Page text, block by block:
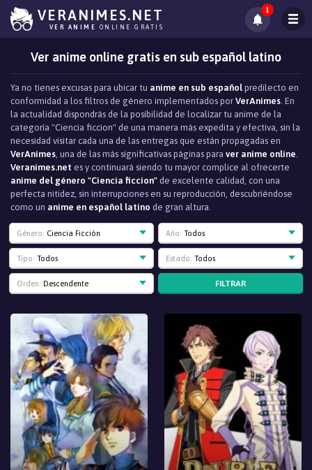
VERANIMES.NET
VER ANIME ONLINE GRATIS
1
Ver anime online gratis en sub español latino
Ya no tienes excusas para ubicar tu anime en sub español predilecto en
conformidad a los filtros de género implementados por VerAnimes. En
la actualidad dispondrás de la posibilidad de localizar tu anime de la
categoría "Ciencia ficcion" de una manera más expedita y efectiva, sin la
necesidad visitar cada una de las entregas que están propagadas en
VerAnimes, una de las más significativas páginas para ver anime online.
Veranimes.net es y continuará siendo tu mayor complice al ofrecerte
anime del género "Ciencia ficcion" de excelente calidad, con una
perfecta nitidez, sin interrupciones en su reproducción, descubriéndose
como un anime en español latino de gran altura.
Género: Ciencia Ficción Año: Todos
Tipo: Todos Estado: Todos
Orden: Descendente FILTRAR